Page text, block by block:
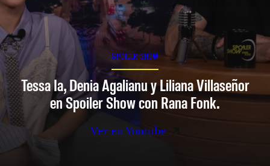
SPOILER SHOW
Tessa Ia, Denia Agalianu y Liliana Villaseñor
en Spoiler Show con Rana Fonk.
Ver en Youtube